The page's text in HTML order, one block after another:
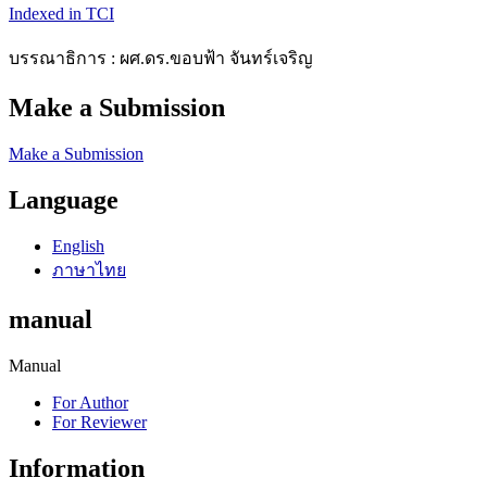
Indexed in TCI
บรรณาธิการ : ผศ.ดร.ขอบฟ้า จันทร์เจริญ
Make a Submission
Make a Submission
Language
English
ภาษาไทย
manual
Manual
For Author
For Reviewer
Information